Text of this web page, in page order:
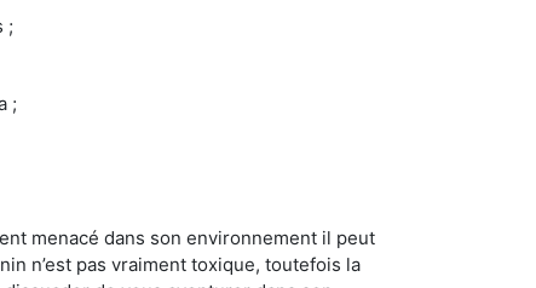
;
;
menacé dans son environnement il peut
n’est pas vraiment toxique, toutefois la